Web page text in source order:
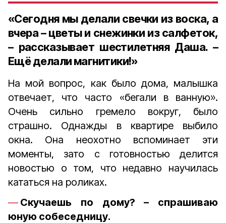
«Сегодня мы делали свечки из воска, а
вчера – цветы и снежинки из салфеток,
– рассказывает шестилетняя Даша. –
Ещё делали магнитики!»
На мой вопрос, как было дома, малышка
отвечает, что часто «бегали в ванную».
Очень сильно гремело вокруг, было
страшно. Однажды в квартире выбило
окна. Она неохотно вспоминает эти
моменты, зато с готовностью делится
новостью о том, что недавно научилась
кататься на роликах.
Скучаешь по дому? – спрашиваю
юную собеседницу.